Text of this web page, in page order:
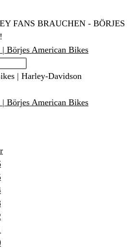
FANS BRAUCHEN - BÖRJES